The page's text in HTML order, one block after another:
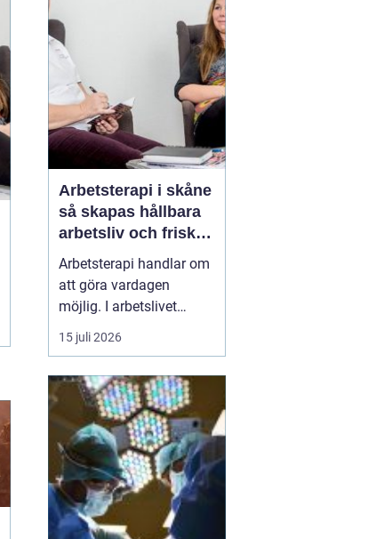
Arbetsterapi i skåne
så skapas hållbara
arbetsliv och friska
medarbetare
Arbetsterapi handlar om
att göra vardagen
möjlig. I arbetslivet
betyder det att skapa
förutsättningar för
arbeta, må bra och orka
över tid. I Skåne växer
behovet av strukturerad
rehabilitering, smarta
arbetsplatsanalyser och
hållb...
15 juli 2026